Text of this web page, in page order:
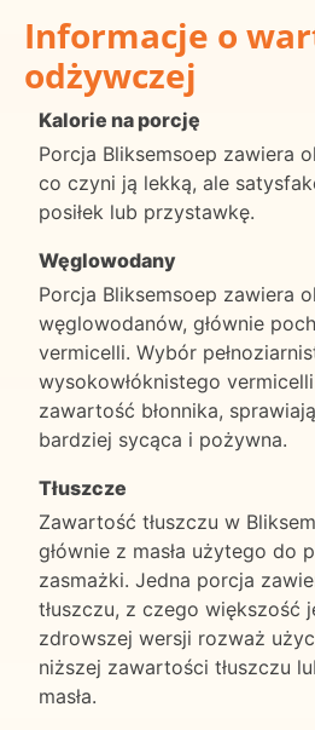
Informacje o
odżywczej
Kalorie na porcję
Porcja Bliksemsoep zawiera
co czyni ją lekką, ale
posiłek lub przystawkę.
Węglowodany
Porcja Bliksemsoep zawiera
węglowodanów, głównie
vermicelli. Wybór
wysokowłóknistego
zawartość błonnika,
bardziej sycąca i pożywna.
Tłuszcze
Zawartość tłuszczu w
głównie z masła użytego do
zasmażki. Jedna porcja
tłuszczu, z czego większość
zdrowszej wersji rozważ
niższej zawartości tłuszczu
masła.